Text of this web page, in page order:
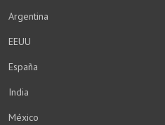
Argentina
EEUU
España
India
México